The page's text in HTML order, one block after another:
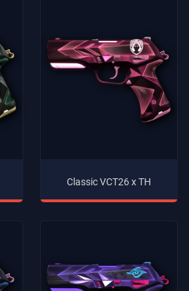
Classic VCT26 x TH